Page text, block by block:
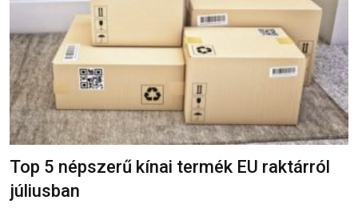
Top 5 népszerű kínai termék EU raktárról
júliusban